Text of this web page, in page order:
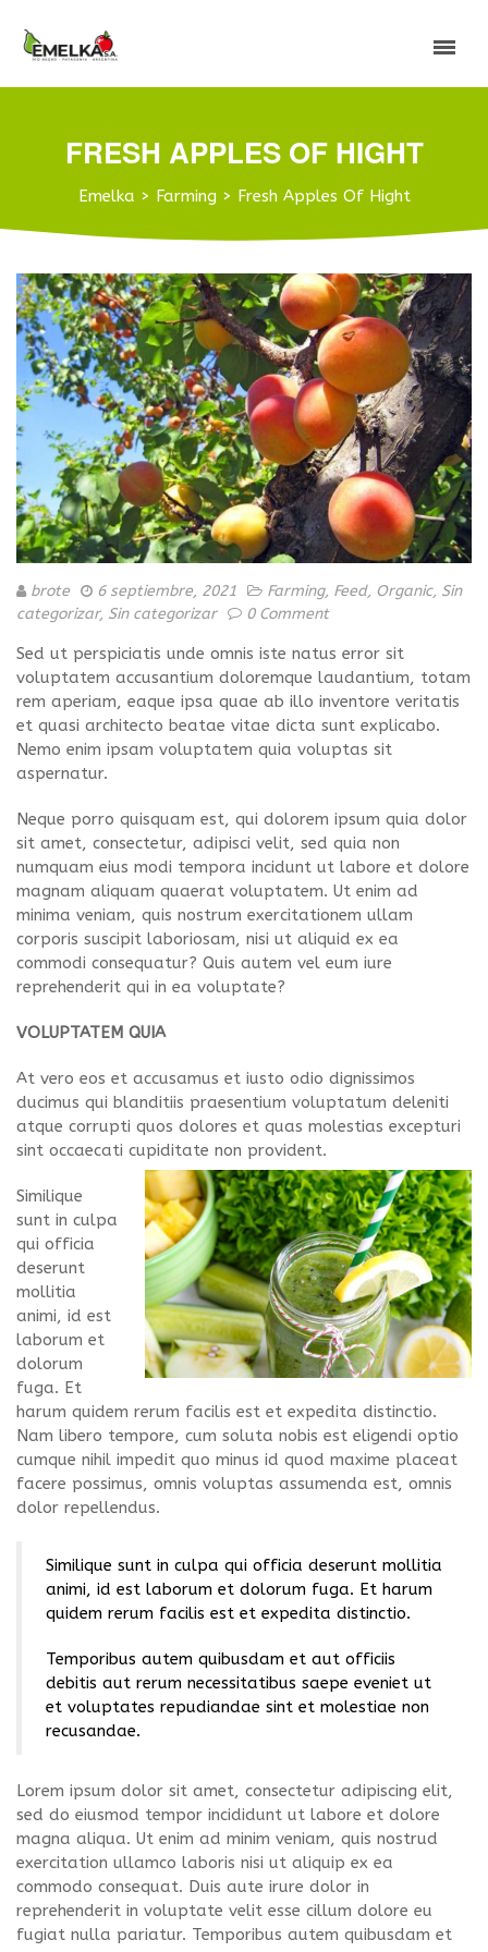
FRESH APPLES OF HIGHT
Emelka > Farming> Fresh Apples Of Hight
brote 6 septiembre, 2021 Farming, Feed, Organic, Sin
categorizar, Sin categorizar 0 Comment
Sed ut perspiciatis unde omnis iste natus error sit
voluptatem accusantium doloremque laudantium, totam
rem aperiam, eaque ipsa quae ab illo inventore veritatis
et quasi architecto beatae vitae dicta sunt explicabo.
Nemo enim ipsam voluptatem quia voluptas sit
aspernatur.
Neque porro quisquam est, qui dolorem ipsum quia dolor
sit amet, consectetur, adipisci velit, sed quia non
numquam eius modi tempora incidunt ut labore et dolore
magnam aliquam quaerat voluptatem. Ut enim ad
minima veniam, quis nostrum exercitationem ullam
corporis suscipit laboriosam, nisi ut aliquid ex ea
commodi consequatur? Quis autem vel eum iure
reprehenderit qui in ea voluptate?
VOLUPTATEM QUIA
At vero eos et accusamus et iusto odio dignissimos
ducimus qui blanditiis praesentium voluptatum deleniti
atque corrupti quos dolores et quas molestias excepturi
sint occaecati cupiditate non provident.
Similique
sunt in culpa
qui officia
deserunt
mollitia
animi, id est
laborum et
dolorum
fuga. Et
harum quidem rerum facilis est et expedita distinctio.
Nam libero tempore, cum soluta nobis est eligendi optio
cumque nihil impedit quo minus id quod maxime placeat
facere possimus, omnis voluptas assumenda est, omnis
dolor repellendus.
Similique sunt in culpa qui officia deserunt mollitia
animi, id est laborum et dolorum fuga. Et harum
quidem rerum facilis est et expedita distinctio.
Temporibus autem quibusdam et aut officiis
debitis aut rerum necessitatibus saepe eveniet ut
et voluptates repudiandae sint et molestiae non
recusandae.
Lorem ipsum dolor sit amet, consectetur adipiscing elit,
sed do eiusmod tempor incididunt ut labore et dolore
magna aliqua. Ut enim ad minim veniam, quis nostrud
exercitation ullamco laboris nisi ut aliquip ex ea
commodo consequat. Duis aute irure dolor in
reprehenderit in voluptate velit esse cillum dolore eu
fugiat nulla pariatur. Temporibus autem quibusdam et